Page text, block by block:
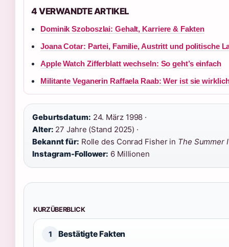
4 VERWANDTE ARTIKEL
Dominik Szoboszlai: Gehalt, Karriere & Fakten
Joana Cotar: Partei, Familie, Austritt und politische
Apple Watch Zifferblatt wechseln: So geht’s einfach
Militante Veganerin Raffaela Raab: Wer ist sie
Geburtsdatum: 24. März 1998 ·
Alter: 27 Jahre (Stand 2025) ·
Bekannt für: Rolle des Conrad Fisher in The Summer
Instagram-Follower: 6 Millionen
KURZÜBERBLICK
1 Bestätigte Fakten